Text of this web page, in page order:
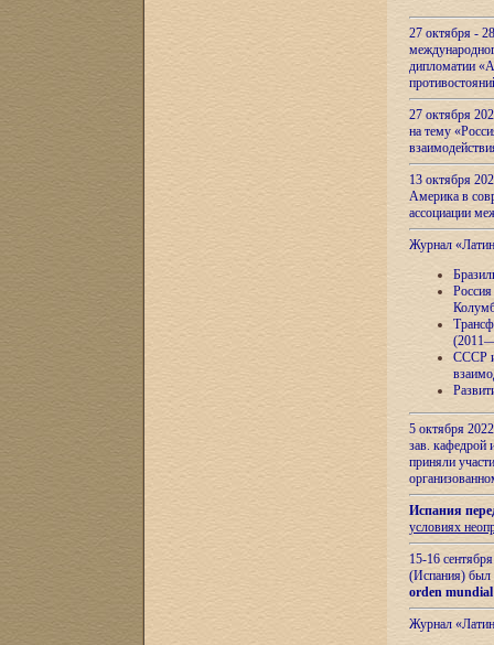
27 октября -
дипломатии
27 октября
на тему
13 октября
Америка в
ассоциации
Журнал
СССР и
5 октября
зав.
приняли
Испания
условиях
15-16
(Испания) был
orden
Журнал